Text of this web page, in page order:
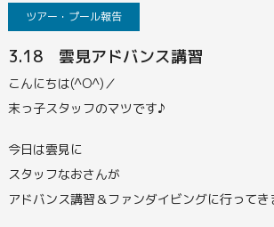
ツアー・プール報告
3.18 雲見アドバンス講習
こんにちは(^O^)／
末っ子スタッフのマツです♪
今日は雲見に
スタッフなおさんが
アドバンス講習＆ファンダイビングに行ってき